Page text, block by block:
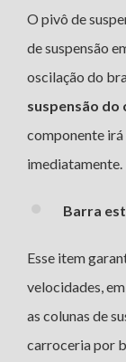
O pivô de
de suspensão
oscilação do
suspensão do
componente
imediatamente.
Barra
Esse item
velocidades,
as colunas de
carroceria por